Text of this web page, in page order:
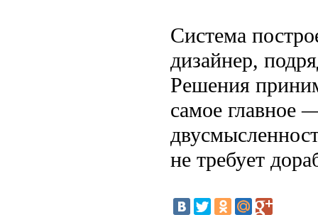
Система
дизайнер,
Решения
самое главное
не требует